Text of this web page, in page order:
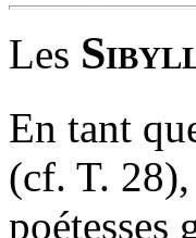
Les
En tant
(cf. T.
poétesses